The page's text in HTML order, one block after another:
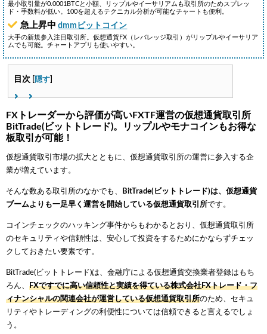
最小取引量が0.0001BTCと小額、リップルやイーサリアムも取引所のためスプレッ
ド・手数料が低い。100を超えるテクニカル分析が可能なチャートも便利。
急上昇中 dmmビットコイン
大手の新規参入注目取引所。仮想通貨FX（レバレッジ取引）がリップルやイーサリア
ムでも可能。チャートアプリも使いやすい。
目次 隠す
FXトレーダーから評価が高いFXTF運営の仮想通貨取引所
BitTrade(ビットトレード)。リップルやモナコインもお得な
板取引が可能！
仮想通貨取引市場の拡大とともに、仮想通貨取引所の運営に参入する企
業が増えています。
そんな数ある取引所のなかでも、
BitTrade(ビットトレード)は、仮想通貨
ブームよりも一足早く運営を開始している仮想通貨取引所です。
コインチェックのハッキング事件からもわかるとおり、仮想通貨取引所
のセキュリティや信頼性は、安心して投資をするためにかならずチェッ
クしておきたい要素です。
BitTrade(ビットトレード)は、金融庁による仮想通貨交換業者登録はもち
ろん、 FXですでに高い信頼性と実績を得ている株式会社FXトレード・フ
ィナンシャルの関連会社が運営している仮想通貨取引所のため、セキュ
リティやトレーディングの利便性については信頼できると言えるでしょ
う。